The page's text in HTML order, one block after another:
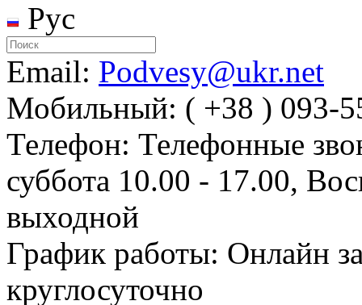
Рус
Email: Podvesy@ukr.net
Мобильный: ( +38 ) 093-
Телефон: Телефонные
суббота 10.00 - 17.00,
выходной
График работы: Онлайн
круглосуточно